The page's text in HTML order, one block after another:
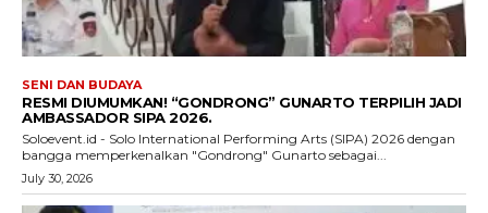
SENI DAN BUDAYA
RESMI DIUMUMKAN! “GONDRONG” GUNARTO TERPILIH JADI
AMBASSADOR SIPA 2026.
Soloevent.id - Solo International Performing Arts (SIPA) 2026 dengan
bangga memperkenalkan "Gondrong" Gunarto sebagai...
July 30, 2026